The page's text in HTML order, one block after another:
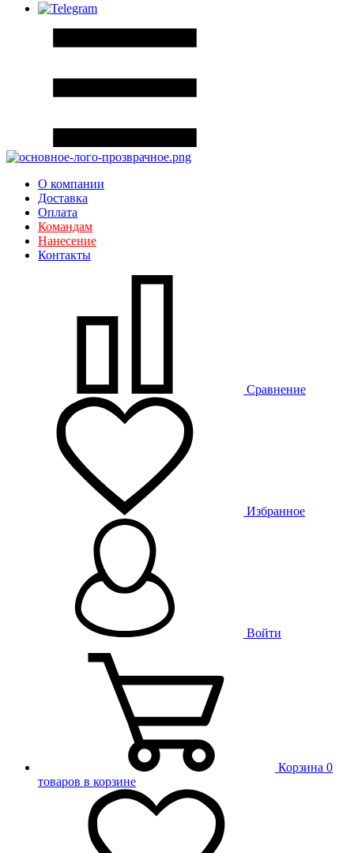
О компании
Доставка
Оплата
Командам
Нанесение
Контакты
Сравнение
Избранное
Войти
Корзина 0
товаров в корзине